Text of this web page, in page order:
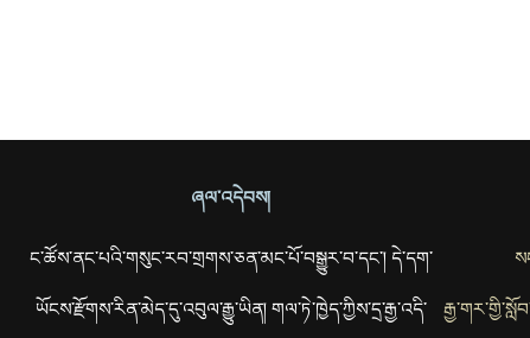
ཞལ་འདེབས།
ང་ཚོས་ནང་པའི་གསུང་རབ་གྲགས་ཅན་མང་པོ་བསྒྱུར་བ་དང་། དེ་དག་
ཡོངས་རྫོགས་རིན་མེད་དུ་འབུལ་རྒྱུ་ཡིན། གལ་ཏེ་ཁྱེད་ཀྱིས་དྲ་རྒྱ་འདི་